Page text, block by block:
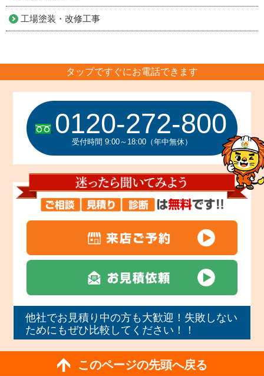
工場塗装・改修工事
タップですぐにお電話できます
0120-272-800
受付時間 9:00～18:00（年中無休）
他社でお見積り中の方も大歓迎！失敗しない
ためにもぜひ比較してください！！
このページの先頭へ戻る